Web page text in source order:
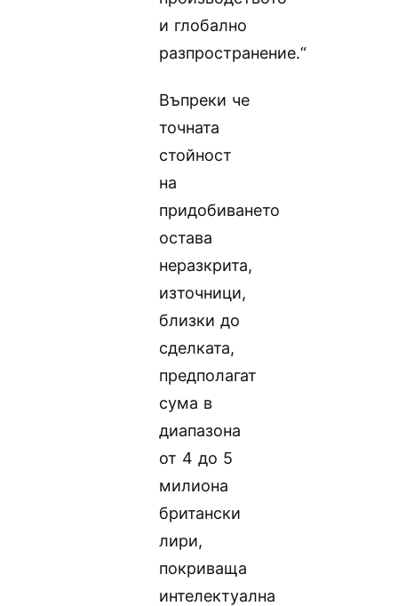
и глобално
разпространение.“
Въпреки че
точната
стойност
на
придобиването
остава
неразкрита,
източници,
близки до
сделката,
предполагат
сума в
диапазона
от 4 до 5
милиона
британски
лири,
покриваща
интелектуална